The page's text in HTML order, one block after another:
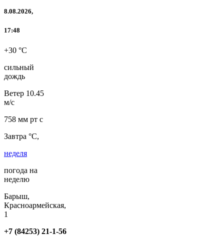
8.08.2026,
17:48
+30 °C
сильный
дождь
Ветер 10.45
м/с
758 мм рт с
Завтра °C,
неделя
погода на
неделю
Барыш,
Красноармейская,
1
+7 (84253) 21-1-56